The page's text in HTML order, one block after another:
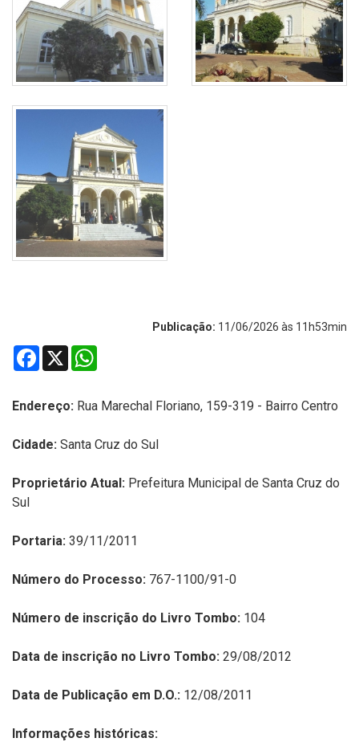
Publicação: 11/06/2026 às 11h53min
Facebook
X
Endereço: Rua Marechal Floriano, 159-319 - Bairro Centro
Cidade: Santa Cruz do Sul
Proprietário Atual: Prefeitura Municipal de Santa Cruz do
Sul
Portaria: 39/11/2011
Número do Processo: 767-1100/91-0
Número de inscrição do Livro Tombo: 104
Data de inscrição no Livro Tombo: 29/08/2012
Data de Publicação em D.O.: 12/08/2011
Informações históricas: